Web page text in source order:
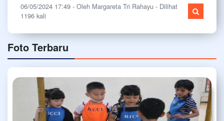
06/05/2024 17:49 - Oleh Margareta Tri Rahayu - Dilihat
1196 kali
Foto Terbaru